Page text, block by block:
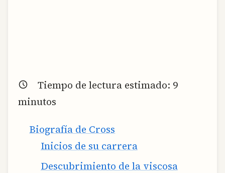
Tiempo de lectura estimado: 9
minutos
Biografía de Cross
Inicios de su carrera
Descubrimiento de la viscosa